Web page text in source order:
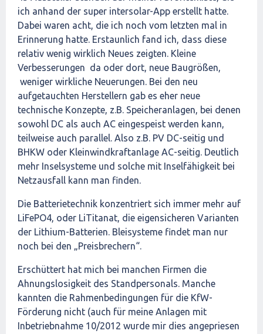
ich anhand der super intersolar-App erstellt hatte.
Dabei waren acht, die ich noch vom letzten mal in
Erinnerung hatte. Erstaunlich fand ich, dass diese
relativ wenig wirklich Neues zeigten. Kleine
Verbesserungen da oder dort, neue Baugrößen,
weniger wirkliche Neuerungen. Bei den neu
aufgetauchten Herstellern gab es eher neue
technische Konzepte, z.B. Speicheranlagen, bei denen
sowohl DC als auch AC eingespeist werden kann,
teilweise auch parallel. Also z.B. PV DC-seitig und
BHKW oder Kleinwindkraftanlage AC-seitig. Deutlich
mehr Inselsysteme und solche mit Inselfähigkeit bei
Netzausfall kann man finden.
Die Batterietechnik konzentriert sich immer mehr auf
LiFePO4, oder LiTitanat, die eigensicheren Varianten
der Lithium-Batterien. Bleisysteme findet man nur
noch bei den „Preisbrechern“.
Erschüttert hat mich bei manchen Firmen die
Ahnungslosigkeit des Standpersonals. Manche
kannten die Rahmenbedingungen für die KfW-
Förderung nicht (auch für meine Anlagen mit
Inbetriebnahme 10/2012 wurde mir dies angepriesen